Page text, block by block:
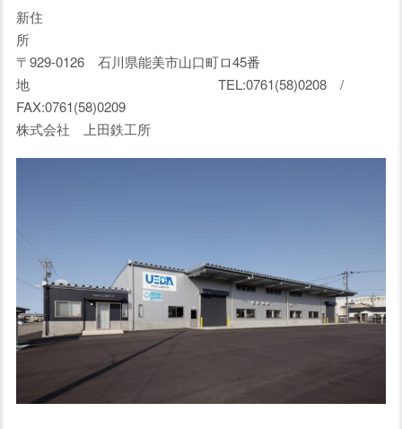
新住
〒929-0126 石川県能美市山口町ロ45番
地 TEL:0761(58)0208 /
株式会社 上田鉄工所